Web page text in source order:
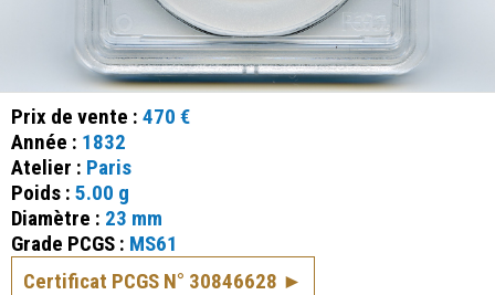
Prix de vente : 470 €
Année : 1832
Atelier : Paris
Poids : 5.00 g
Diamètre : 23 mm
Grade PCGS : MS61
Certificat PCGS N° 30846628